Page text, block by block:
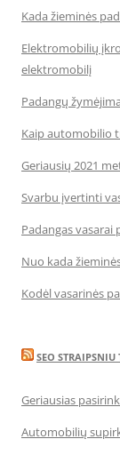
Kada žieminės
Elektromobilių
elektromobilį
Padangų
Kaip automobilio
Geriausių 2021
Svarbu įvertinti
Padangas
Nuo kada
Kodėl vasarinės
SEO
Geriausias
Automobilių